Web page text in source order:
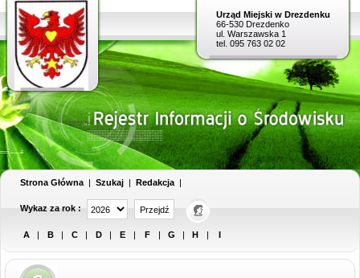
Urząd Miejski w Drezdenku
66-530 Drezdenko
ul. Warszawska 1
tel. 095 763 02 02
Strona Główna | Szukaj | Redakcja |
Wykaz za rok :
A | B | C | D | E | F | G | H | I